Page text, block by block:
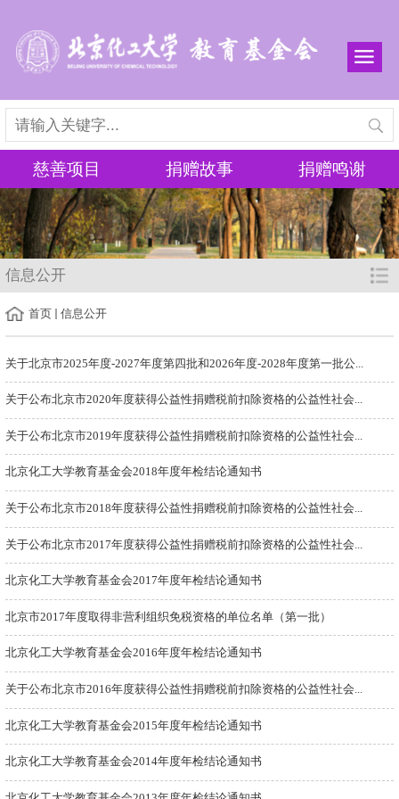
慈善项目 捐赠故事 捐赠鸣谢
信息公开
首页 信息公开
关于北京市2025年度-2027年度第四批和2026年度-2028年度第一批公...
关于公布北京市2020年度获得公益性捐赠税前扣除资格的公益性社会...
关于公布北京市2019年度获得公益性捐赠税前扣除资格的公益性社会...
北京化工大学教育基金会2018年度年检结论通知书
关于公布北京市2018年度获得公益性捐赠税前扣除资格的公益性社会...
关于公布北京市2017年度获得公益性捐赠税前扣除资格的公益性社会...
北京化工大学教育基金会2017年度年检结论通知书
北京市2017年度取得非营利组织免税资格的单位名单（第一批）
北京化工大学教育基金会2016年度年检结论通知书
关于公布北京市2016年度获得公益性捐赠税前扣除资格的公益性社会...
北京化工大学教育基金会2015年度年检结论通知书
北京化工大学教育基金会2014年度年检结论通知书